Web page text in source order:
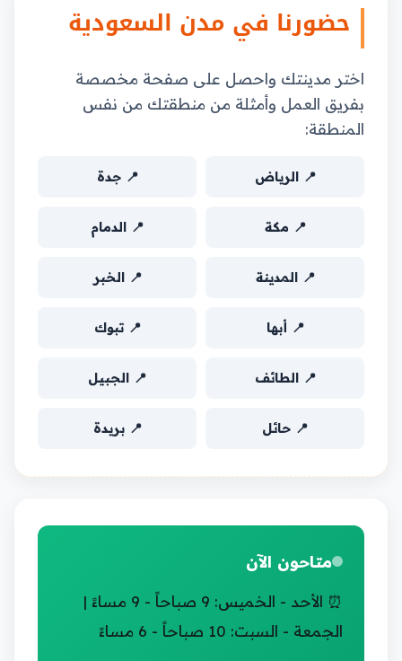
حضورنا في مدن السعودية
اختر مدينتك واحصل على صفحة مخصصة
بفريق العمل وأمثلة من منطقتك من نفس
المنطقة:
📍 الرياض 📍 جدة
📍 مكة 📍 الدمام
📍 المدينة 📍 الخبر
📍 أبها 📍 تبوك
📍 الطائف 📍 الجبيل
📍 حائل 📍 بريدة
متاحون الآن
⏰ الأحد - الخميس: 9 صباحاً - 9 مساءً |
الجمعة - السبت: 10 صباحاً - 6 مساءً